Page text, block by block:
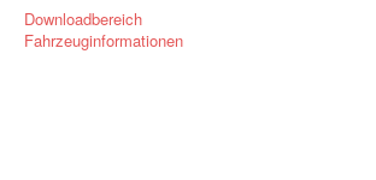
Downloadbereich
Fahrzeuginformationen